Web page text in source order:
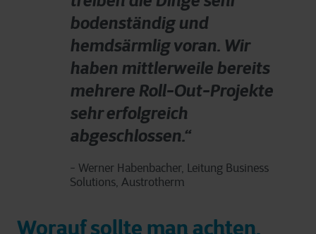
bodenständig und
hemdsärmlig voran. Wir
haben mittlerweile bereits
mehrere Roll-Out-Projekte
sehr erfolgreich
abgeschlossen.“
- Werner Habenbacher, Leitung Business
Solutions, Austrotherm
Worauf sollte man achten,